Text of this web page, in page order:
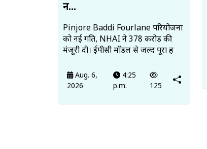
न...
Pinjore Baddi Fourlane परियोजना
को नई गति, NHAI ने 378 करोड़ की
मंजूरी दी। ईपीसी मॉडल से जल्द पूरा ह
Aug. 6,
2026
4:25
p.m.
125